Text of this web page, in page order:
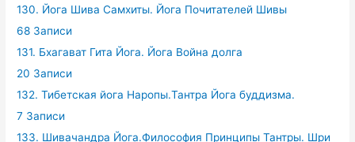
130. Йога Шива Самхиты. Йога Почитателей Шивы
68 Записи
131. Бхагават Гита Йога. Йога Война долга
20 Записи
132. Тибетская йога Наропы.Тантра Йога буддизма.
7 Записи
133. Шивачандра Йога.Философия Принципы Тантры. Шри